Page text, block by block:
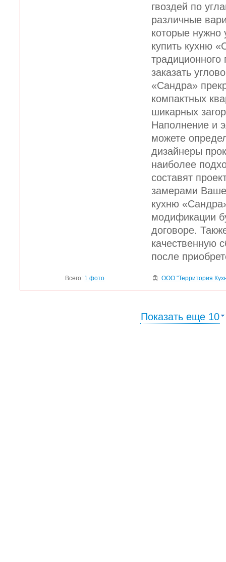
гвоздей по
различные
которые нужно
купить кухню
заказать
«Сандра»
компактных
шикарных
Наполнение и
можете
дизайнеры
наиболее
составят
замерами
кухню
модификации
договоре.
качественную
после
Всего: 1 фото ООО "Территория
Показать еще 10